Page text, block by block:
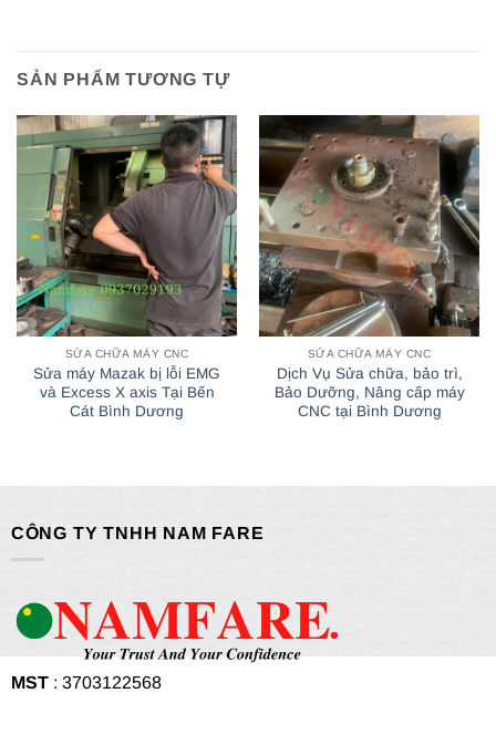
SẢN PHẨM TƯƠNG TỰ
SỬA CHỮA MÁY CNC
Sửa máy Mazak bị lỗi EMG
và Excess X axis Tại Bến
Cát Bình Dương
SỬA CHỮA MÁY CNC
Dịch Vụ Sửa chữa, bảo trì,
Bảo Dưỡng, Nâng cấp máy
CNC tại Bình Dương
CÔNG TY TNHH NAM FARE
MST: 3703122568